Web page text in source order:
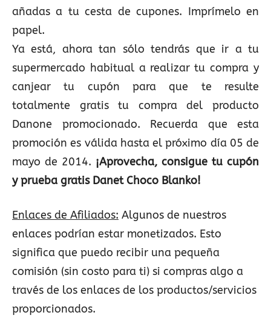
añadas a tu cesta de cupones. Imprímelo en
papel.
Ya está, ahora tan sólo tendrás que ir a tu
supermercado habitual a realizar tu compra y
canjear tu cupón para que te resulte
totalmente gratis tu compra del producto
Danone promocionado. Recuerda que esta
promoción es válida hasta el próximo día 05 de
mayo de 2014. ¡Aprovecha, consigue tu cupón
y prueba gratis Danet Choco Blanko!
Enlaces de Afiliados: Algunos de nuestros
enlaces podrían estar monetizados. Esto
significa que puedo recibir una pequeña
comisión (sin costo para ti) si compras algo a
través de los enlaces de los productos/servicios
proporcionados.